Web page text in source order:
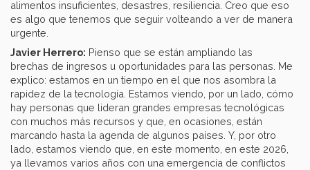
alimentos insuficientes, desastres, resiliencia. Creo que eso
es algo que tenemos que seguir volteando a ver de manera
urgente.
Javier Herrero: Pienso que se están ampliando las
brechas de ingresos u oportunidades para las personas. Me
explico: estamos en un tiempo en el que nos asombra la
rapidez de la tecnología. Estamos viendo, por un lado, cómo
hay personas que lideran grandes empresas tecnológicas
con muchos más recursos y que, en ocasiones, están
marcando hasta la agenda de algunos países. Y, por otro
lado, estamos viendo que, en este momento, en este 2026,
ya llevamos varios años con una emergencia de conflictos